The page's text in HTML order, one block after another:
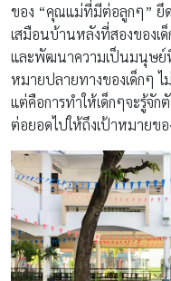
ของ “คุณแม่ที่มีต่อลูกๆ” ยึ
เสมือนบ้านหลังที่สองของเ
และพัฒนาความเป็นมนุษย์
หมายปลายทางของเด็กๆ ไ
แต่คือการทำให้เด็กๆจะรู้จั
ต่อยอดไปให้ถึงเป้าหมายข